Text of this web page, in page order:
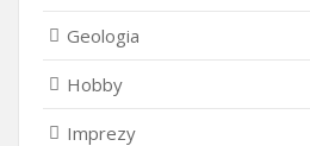
Geologia
Hobby
Imprezy